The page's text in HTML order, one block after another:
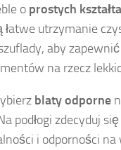
o prostych
łatwe utrzymanie
aby
na rzecz
blaty odporne
podłogi zdecyduj
i odporności